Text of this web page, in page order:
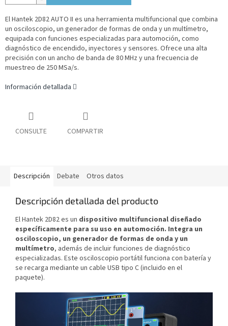
El Hantek 2D82 AUTO II es una herramienta multifuncional que combina
un osciloscopio, un generador de formas de onda y un multímetro,
equipada con funciones especializadas para automoción, como
diagnóstico de encendido, inyectores y sensores. Ofrece una alta
precisión con un ancho de banda de 80 MHz y una frecuencia de
muestreo de 250 MSa/s.
Información detallada
CONSULTE COMPARTIR
Descripción Debate Otros datos
Descripción detallada del producto
El Hantek 2D82 es un dispositivo multifuncional diseñado
específicamente para su uso en automoción. Integra un
osciloscopio, un generador de formas de onda y un
multímetro, además de incluir funciones de diagnóstico
especializadas. Este osciloscopio portátil funciona con batería y
se recarga mediante un cable USB tipo C (incluido en el
paquete).